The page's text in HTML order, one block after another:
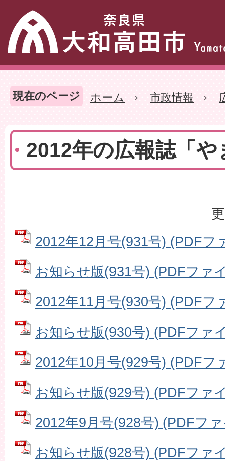
現在のページ ホーム 市政情報
2012年の広報誌「
2012年12月号(931号) (PDFフ
お知らせ版(931号) (PDFファ
2012年11月号(930号) (PDFフ
お知らせ版(930号) (PDFファ
2012年10月号(929号) (PDFフ
お知らせ版(929号) (PDFファ
2012年9月号(928号) (PDFフ
お知らせ版(928号) (PDFファ